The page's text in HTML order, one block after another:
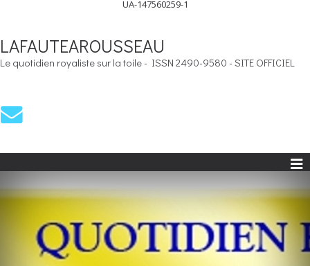
UA-147560259-1
LAFAUTEAROUSSEAU
Le quotidien royaliste sur la toile - ISSN 2490-9580 - SITE OFFICIEL